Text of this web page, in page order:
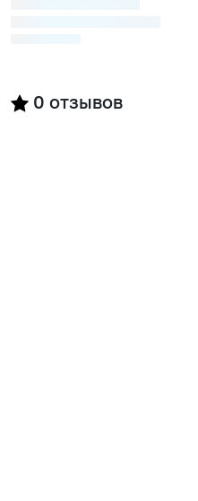
0 отзывов